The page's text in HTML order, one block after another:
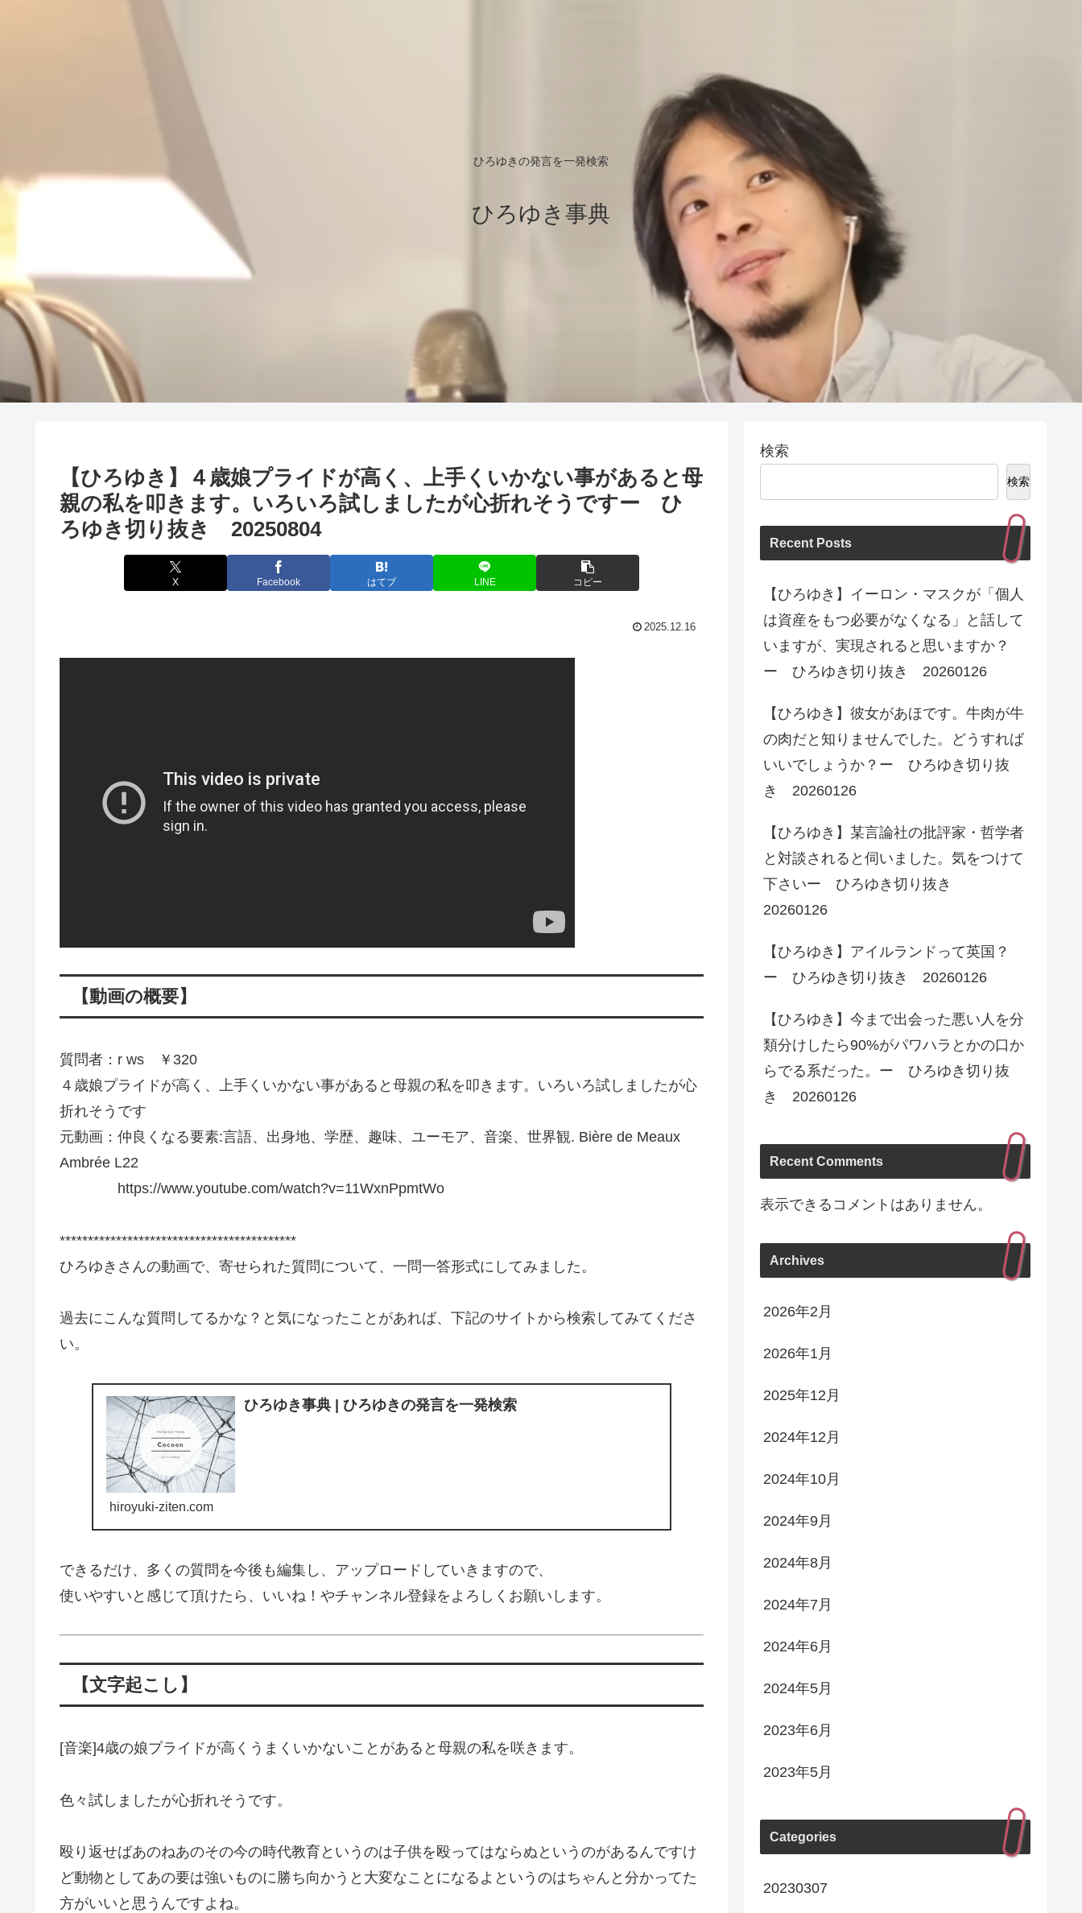
ひろゆきの発言を一発検索
ひろゆき事典
【ひろゆき】４歳娘プライドが高く、上手くいかない事があると母
親の私を叩きます。いろいろ試しましたが心折れそうですー ひ
ろゆき切り抜き 20250804
X Facebook はてブ LINE コピー
2025.12.16
【動画の概要】
質問者：r ws ￥320
４歳娘プライドが高く、上手くいかない事があると母親の私を叩きます。いろいろ試しましたが心
折れそうです
元動画：仲良くなる要素:言語、出身地、学歴、趣味、ユーモア、音楽、世界観. Bière de Meaux
Ambrée L22
https://www.youtube.com/watch?v=11WxnPpmtWo
******************************************
ひろゆきさんの動画で、寄せられた質問について、一問一答形式にしてみました。
過去にこんな質問してるかな？と気になったことがあれば、下記のサイトから検索してみてくださ
い。
ひろゆき事典 | ひろゆきの発言を一発検索
hiroyuki-ziten.com
できるだけ、多くの質問を今後も編集し、アップロードしていきますので、
使いやすいと感じて頂けたら、いいね！やチャンネル登録をよろしくお願いします。
【文字起こし】
[音楽]4歳の娘プライドが高くうまくいかないことがあると母親の私を咲きます。
色々試しましたが心折れそうです。
殴り返せばあのねあのその今の時代教育というのは子供を殴ってはならぬというのがあるんですけ
ど動物としてあの要は強いものに勝ち向かうと大変なことになるよというのはちゃんと分かってた
方がいいと思うんですよね。
検索
検索
Recent Posts
【ひろゆき】イーロン・マスクが「個人
は資産をもつ必要がなくなる」と話して
いますが、実現されると思いますか？
ー ひろゆき切り抜き 20260126
【ひろゆき】彼女があほです。牛肉が牛
の肉だと知りませんでした。どうすれば
いいでしょうか？ー ひろゆき切り抜
き 20260126
【ひろゆき】某言論社の批評家・哲学者
と対談されると伺いました。気をつけて
下さいー ひろゆき切り抜き
20260126
【ひろゆき】アイルランドって英国？
ー ひろゆき切り抜き 20260126
【ひろゆき】今まで出会った悪い人を分
類分けしたら90%がパワハラとかの口か
らでる系だった。ー ひろゆき切り抜
き 20260126
Recent Comments
表示できるコメントはありません。
Archives
2026年2月
2026年1月
2025年12月
2024年12月
2024年10月
2024年9月
2024年8月
2024年7月
2024年6月
2024年5月
2023年6月
2023年5月
Categories
20230307